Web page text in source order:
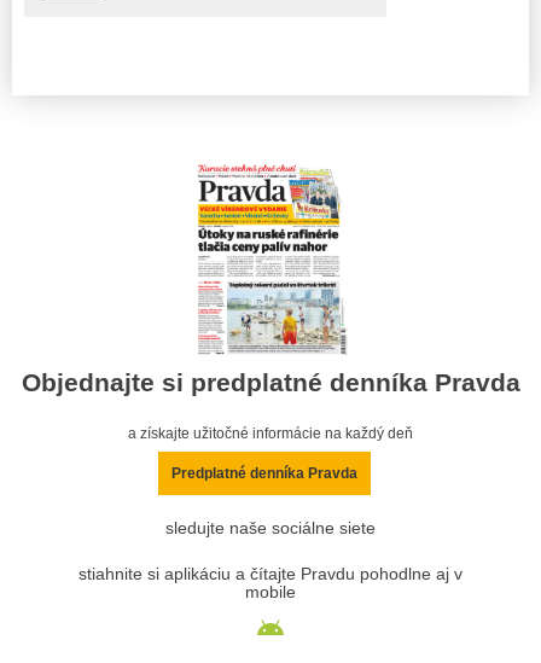
Objednajte si predplatné denníka Pravda
a získajte užitočné informácie na každý deň
Predplatné denníka Pravda
sledujte naše sociálne siete
stiahnite si aplikáciu a čítajte Pravdu pohodlne aj v
mobile